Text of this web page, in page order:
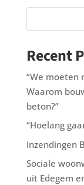
Recent
“We moeten
Waarom
beton?”
“Hoelang
Inzendingen
Sociale
uit Edegem